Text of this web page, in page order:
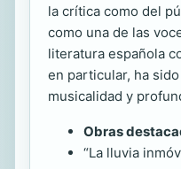
la crítica como del
como una de las
literatura española
en particular, ha
musicalidad y
Obras
“La lluvia